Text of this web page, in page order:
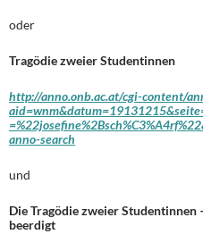
oder
Tragödie zweier Studentinnen
http://anno.onb.ac.at/cgi-content/
anno-search
und
Die Tragödie zweier Studentinnen
beerdigt